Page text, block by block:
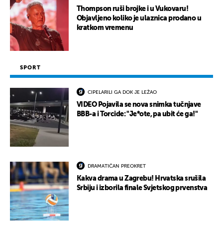
Thompson ruši brojke i u Vukovaru!
Objavljeno koliko je ulaznica prodano u
kratkom vremenu
SPORT
CIPELARILI GA DOK JE LEŽAO
VIDEO Pojavila se nova snimka tučnjave
BBB-a i Torcide: "Je*ote, pa ubit će ga!"
DRAMATIČAN PREOKRET
Kakva drama u Zagrebu! Hrvatska srušila
Srbiju i izborila finale Svjetskog prvenstva